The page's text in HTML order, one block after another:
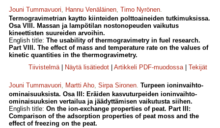
Jouni Tummavuori, Hannu Venäläinen, Timo Nyrönen.
Termogravimetrian kaytto kiinteiden polttoaineiden tutkimuksissa.
Osa VIII. Massan ja lampötilan nostonopeuden vaikutus
kineettisten suureiden arvoihin.
English title: The usability of thermogravimetry in fuel research.
Part VIII. The effect of mass and temperature rate on the values of
kinetic quantities in the thermogravimetry.
Tiivistelmä| Näytä lisätiedot Artikkeli PDF-muodossa| Tekijät
Jouni Tummavuori, Martti Aho, Sirpa Sironen. Turpeen ioninvaihto-
ominaisuuksista. Osa III: Eräiden kasvuturpeiden ioninvaihto-
ominaisuuksien vertailua ja jäädyttämisen vaikutusta siihen.
English title: On the ion-exchange properties of peat. Part III:
Comparison of the adsorption properties of peat moss and the
effect of freezing on the peat.